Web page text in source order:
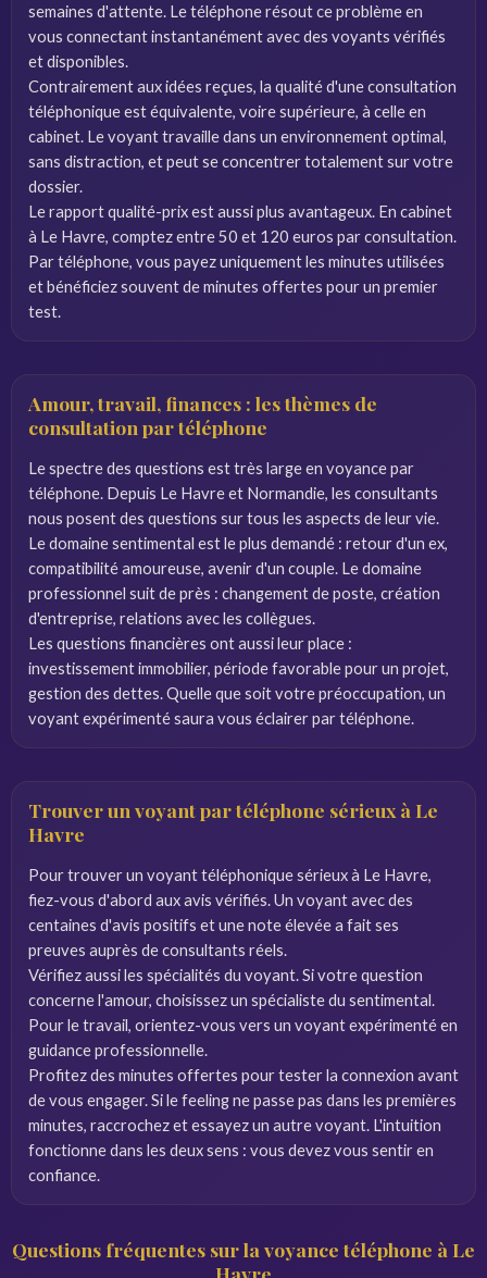
semaines d'attente. Le téléphone résout ce problème en
vous connectant instantanément avec des voyants vérifiés
et disponibles.
Contrairement aux idées reçues, la qualité d'une consultation
téléphonique est équivalente, voire supérieure, à celle en
cabinet. Le voyant travaille dans un environnement optimal,
sans distraction, et peut se concentrer totalement sur votre
dossier.
Le rapport qualité-prix est aussi plus avantageux. En cabinet
à Le Havre, comptez entre 50 et 120 euros par consultation.
Par téléphone, vous payez uniquement les minutes utilisées
et bénéficiez souvent de minutes offertes pour un premier
test.
Amour, travail, finances : les thèmes de
consultation par téléphone
Le spectre des questions est très large en voyance par
téléphone. Depuis Le Havre et Normandie, les consultants
nous posent des questions sur tous les aspects de leur vie.
Le domaine sentimental est le plus demandé : retour d'un ex,
compatibilité amoureuse, avenir d'un couple. Le domaine
professionnel suit de près : changement de poste, création
d'entreprise, relations avec les collègues.
Les questions financières ont aussi leur place :
investissement immobilier, période favorable pour un projet,
gestion des dettes. Quelle que soit votre préoccupation, un
voyant expérimenté saura vous éclairer par téléphone.
Trouver un voyant par téléphone sérieux à Le
Havre
Pour trouver un voyant téléphonique sérieux à Le Havre,
fiez-vous d'abord aux avis vérifiés. Un voyant avec des
centaines d'avis positifs et une note élevée a fait ses
preuves auprès de consultants réels.
Vérifiez aussi les spécialités du voyant. Si votre question
concerne l'amour, choisissez un spécialiste du sentimental.
Pour le travail, orientez-vous vers un voyant expérimenté en
guidance professionnelle.
Profitez des minutes offertes pour tester la connexion avant
de vous engager. Si le feeling ne passe pas dans les premières
minutes, raccrochez et essayez un autre voyant. L'intuition
fonctionne dans les deux sens : vous devez vous sentir en
confiance.
Questions fréquentes sur la voyance téléphone à Le